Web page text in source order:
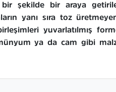
şekilde bir araya
yanı sıra toz
yuvarlatılmış
ya da cam gibi